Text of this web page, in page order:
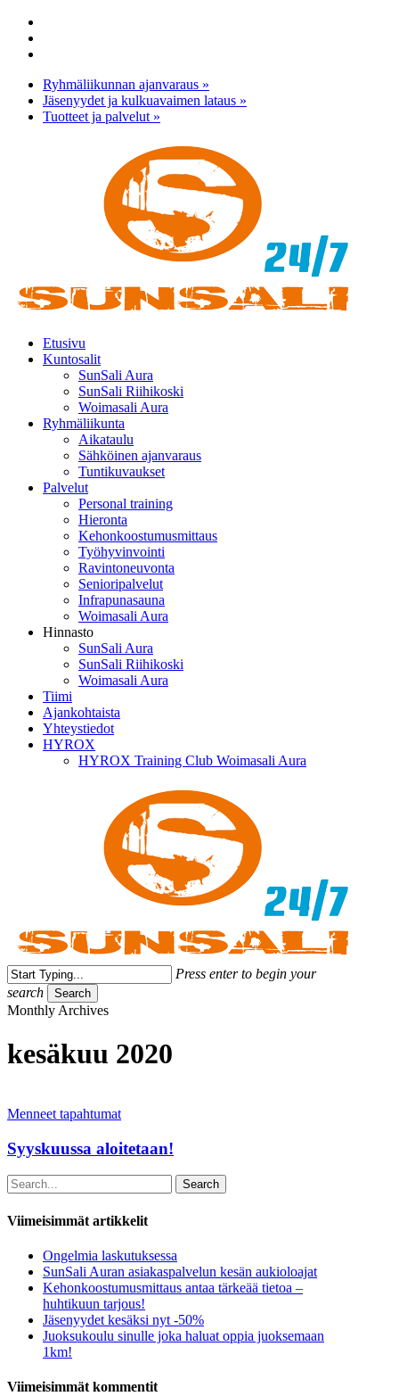
Skip
main
Ryhmäliikunnan ajanvaraus »
Jäsenyydet ja kulkuavaimen lataus »
Tuotteet ja palvelut »
Menu
Etusivu
Kuntosalit
SunSali Aura
SunSali Riihikoski
Woimasali Aura
Ryhmäliikunta
Aikataulu
Sähköinen ajanvaraus
Tuntikuvaukset
Palvelut
Personal training
Hieronta
Kehonkoostumusmittaus
Työhyvinvointi
Ravintoneuvonta
Senioripalvelut
Infrapunasauna
Woimasali Aura
Hinnasto
SunSali Aura
SunSali Riihikoski
Woimasali Aura
Tiimi
Ajankohtaista
Yhteystiedot
HYROX
HYROX Training Club Woimasali Aura
Press enter to begin your
search
Search
Close
Monthly Archives
kesäkuu 2020
aloitetaan!
Menneet tapahtumat
Syyskuussa aloitetaan!
Search
Viimeisimmät artikkelit
Ongelmia laskutuksessa
SunSali Auran asiakaspalvelun kesän aukioloajat
Kehonkoostumusmittaus antaa tärkeää tietoa –
huhtikuun tarjous!
Jäsenyydet kesäksi nyt -50%
Juoksukoulu sinulle joka haluat oppia juoksemaan
1km!
Viimeisimmät kommentit